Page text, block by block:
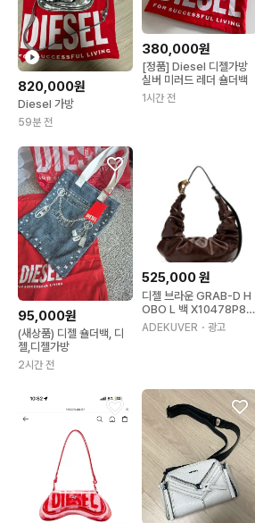
820,000원
Diesel 가방
59분 전
380,000원
[정품] Diesel 디젤가방
실버 미러드 레더 숄더백
1시간 전
95,000원
(새상품) 디젤 숄더백, 디
젤,디젤가방
2시간 전
525,000원
디젤 브라운 GRAB-D H
OBO L 백 X10478P86
57T2618
ADEKUVER ・광고